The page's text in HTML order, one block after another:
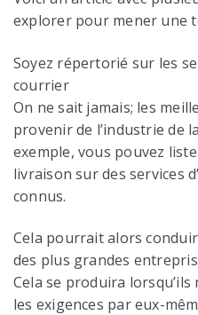
explorer pour mener une
Soyez répertorié sur les
courrier
On ne sait jamais; les
provenir de l’industrie de
exemple, vous pouvez
livraison sur des services
connus.
Cela pourrait alors
des plus grandes
Cela se produira
les exigences par eux-